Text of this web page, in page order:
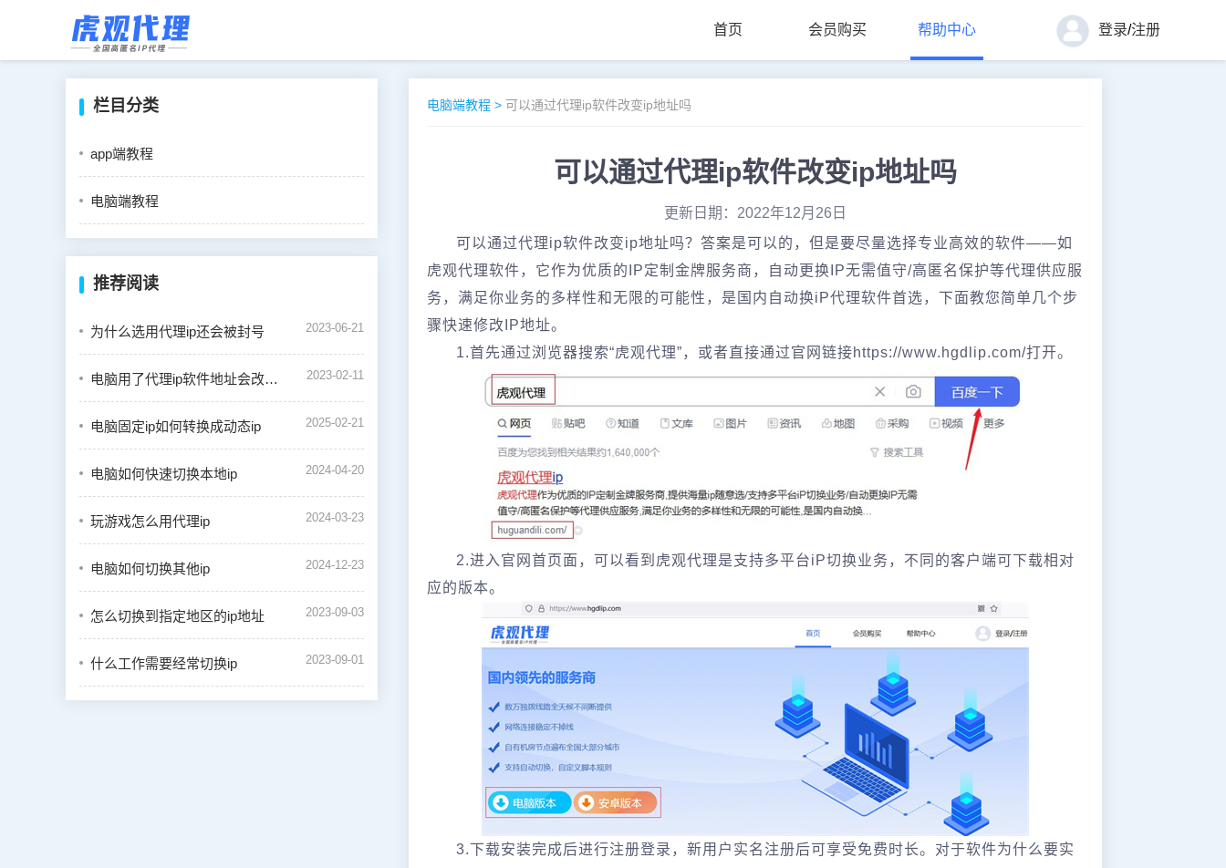
首页 会员购买 帮助中心 登录/注册
栏目分类
app端教程
电脑端教程
推荐阅读
为什么选用代理ip还会被封号 2023-06-21
电脑用了代理ip软件地址会改变吗 2023-02-11
电脑固定ip如何转换成动态ip 2025-02-21
电脑如何快速切换本地ip 2024-04-20
玩游戏怎么用代理ip 2024-03-23
电脑如何切换其他ip 2024-12-23
怎么切换到指定地区的ip地址 2023-09-03
什么工作需要经常切换ip 2023-09-01
电脑端教程 > 可以通过代理ip软件改变ip地址吗
可以通过代理ip软件改变ip地址吗
更新日期：2022年12月26日
可以通过代理ip软件改变ip地址吗？答案是可以的，但是要尽量选择专业高效的软件——如
虎观代理软件，它作为优质的IP定制金牌服务商，自动更换IP无需值守/高匿名保护等代理供应服
务，满足你业务的多样性和无限的可能性，是国内自动换iP代理软件首选，下面教您简单几个步
骤快速修改IP地址。
1.首先通过浏览器搜索“虎观代理”，或者直接通过官网链接https://www.hgdlip.com/打开。
2.进入官网首页面，可以看到虎观代理是支持多平台iP切换业务，不同的客户端可下载相对
应的版本。
3.下载安装完成后进行注册登录，新用户实名注册后可享受免费时长。对于软件为什么要实